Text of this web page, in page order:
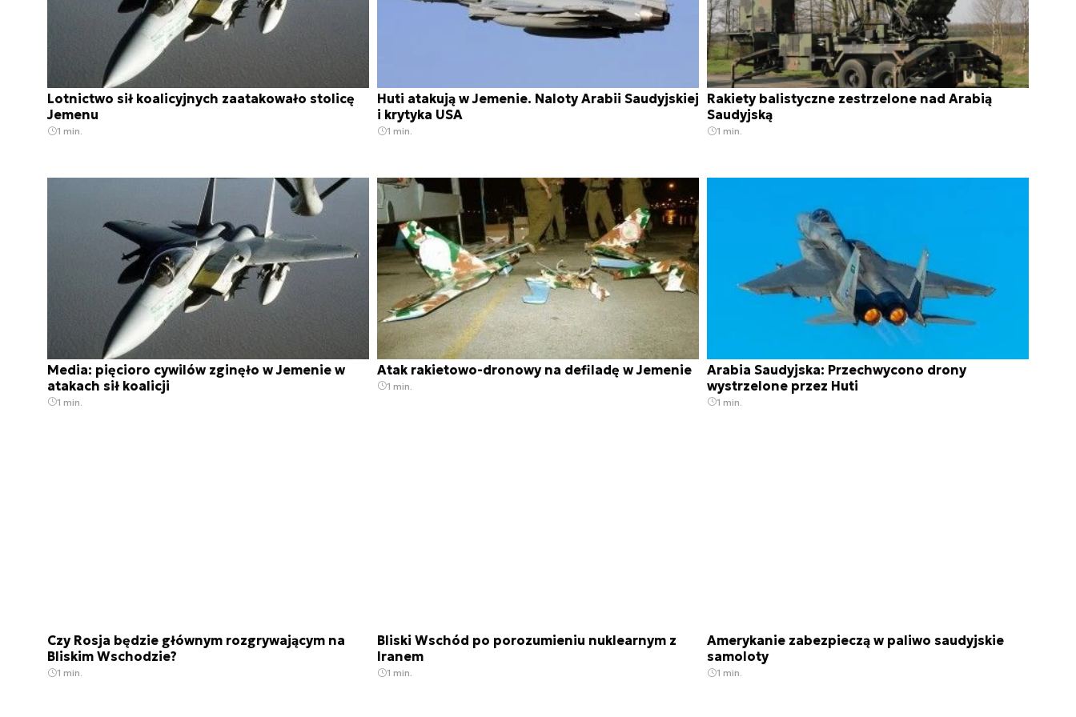
Lotnictwo sił koalicyjnych zaatakowało stolicę
Jemenu
1 min.
Huti atakują w Jemenie. Naloty Arabii Saudyjskiej
i krytyka USA
1 min.
Rakiety balistyczne zestrzelone nad Arabią
Saudyjską
1 min.
Media: pięcioro cywilów zginęło w Jemenie w
atakach sił koalicji
1 min.
Atak rakietowo-dronowy na defiladę w Jemenie
1 min.
Arabia Saudyjska: Przechwycono drony
wystrzelone przez Huti
1 min.
Czy Rosja będzie głównym rozgrywającym na
Bliskim Wschodzie?
1 min.
Bliski Wschód po porozumieniu nuklearnym z
Iranem
1 min.
Amerykanie zabezpieczą w paliwo saudyjskie
samoloty
1 min.